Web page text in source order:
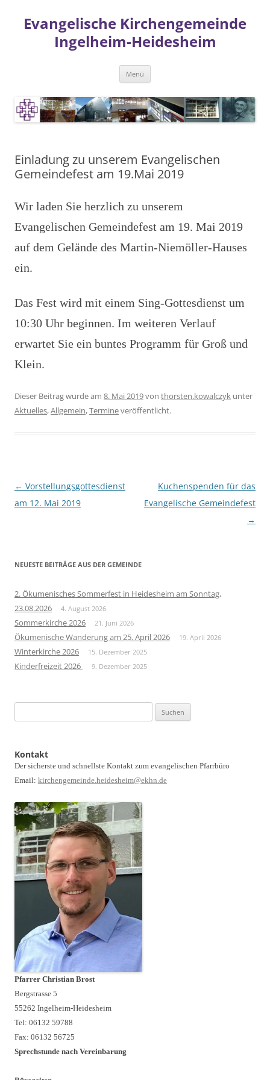
springen
Evangelische Kirchengemeinde
Ingelheim-Heidesheim
Menü
Einladung zu unserem Evangelischen
Gemeindefest am 19.Mai 2019
Wir laden Sie herzlich zu unserem
Evangelischen Gemeindefest am 19. Mai 2019
auf dem Gelände des Martin-Niemöller-Hauses
ein.
Das Fest wird mit einem Sing-Gottesdienst um
10:30 Uhr beginnen. Im weiteren Verlauf
erwartet Sie ein buntes Programm für Groß und
Klein.
Dieser Beitrag wurde am 8. Mai 2019von thorsten.kowalczyk unter
Aktuelles,Allgemein,Termineveröffentlicht.
Beitragsnavigation
← Vorstellungsgottesdienst
am 12. Mai 2019
Kuchenspenden für das
Evangelische Gemeindefest
→
NEUESTE BEITRÄGE AUS DER GEMEINDE
2. Ökumenisches Sommerfest in Heidesheim am Sonntag,
23.08.2026
4. August 2026
Sommerkirche 2026 21. Juni 2026
Ökumenische Wanderung am 25. April 2026 19. April 2026
Winterkirche 2026 15. Dezember 2025
Kinderfreizeit 2026 9. Dezember 2025
nach:
Kontakt
Der sicherste und schnellste Kontakt zum evangelischen Pfarrbüro
Email: kirchengemeinde.heidesheim@ekhn.de
Pfarrer Christian Brost
Bergstrasse 5
55262 Ingelheim-Heidesheim
Tel: 06132 59788
Fax: 06132 56725
Sprechstunde nach Vereinbarung